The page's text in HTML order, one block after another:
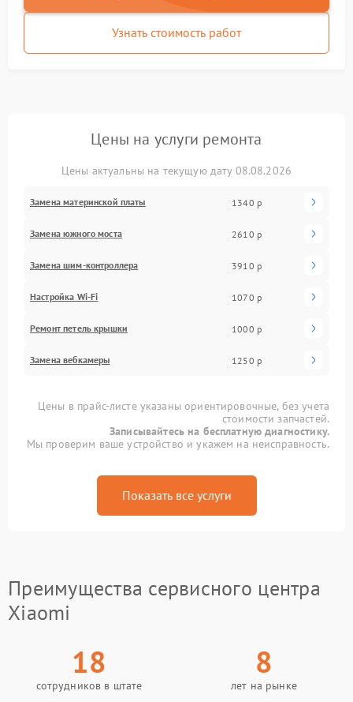
Узнать стоимость работ
Цены на услуги ремонта
Цены актуальны на текущую дату 08.08.2026
Замена материнской платы 1340 р
Замена южного моста 2610 р
Замена шим-контроллера 3910 р
Настройка Wi-Fi 1070 р
Ремонт петель крышки 1000 р
Замена вебкамеры 1250 р
Цены в прайс-листе указаны ориентировочные, без учета
стоимости запчастей.
Записывайтесь на бесплатную диагностику.
Мы проверим ваше устройство и укажем на неисправность.
Показать все услуги
Преимущества сервисного центра
Xiaomi
18
сотрудников в штате
8
лет на рынке